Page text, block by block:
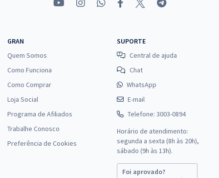
GRAN
Quem Somos
Como Funciona
Como Comprar
Loja Social
Programa de Afiliados
Trabalhe Conosco
Preferência de Cookies
SUPORTE
Central de ajuda
Chat
WhatsApp
E-mail
Telefone: 3003-0894
Horário de atendimento:
segunda a sexta (8h às 20h),
sábado (9h às 13h).
Foi aprovado?